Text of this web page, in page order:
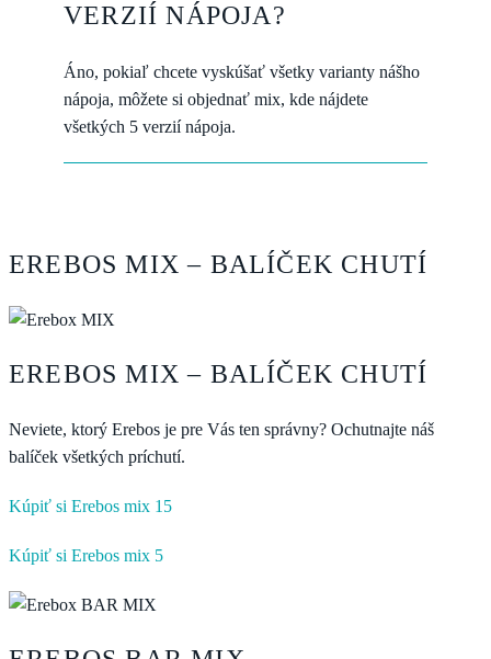
VERZIÍ NÁPOJA?
Áno, pokiaľ chcete vyskúšať všetky varianty nášho
nápoja, môžete si objednať mix, kde nájdete
všetkých 5 verzií nápoja.
EREBOS MIX – BALÍČEK CHUTÍ
EREBOS MIX – BALÍČEK CHUTÍ
Neviete, ktorý Erebos je pre Vás ten správny? Ochutnajte náš
balíček všetkých príchutí.
Kúpiť si Erebos mix 15
Kúpiť si Erebos mix 5